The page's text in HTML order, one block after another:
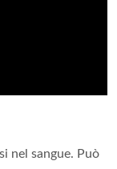
nel sangue. Può